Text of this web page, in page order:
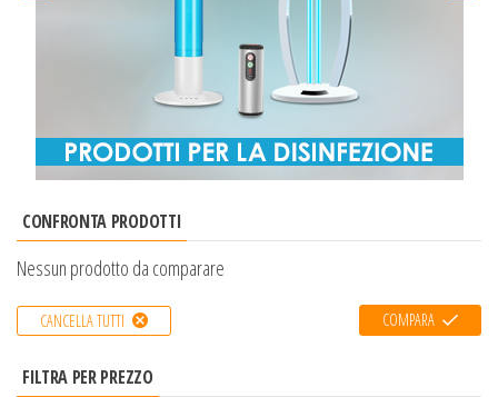
CONFRONTA PRODOTTI
Nessun prodotto da comparare
CANCELLA TUTTI COMPARA
FILTRA PER PREZZO